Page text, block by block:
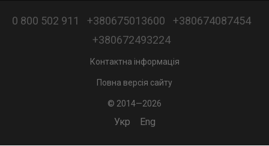
0 800 502 911 +380675013600
+380674087454
+380672493224
Контактна інформація
Повна версія сайту
© 2014—2026
Укр Eng